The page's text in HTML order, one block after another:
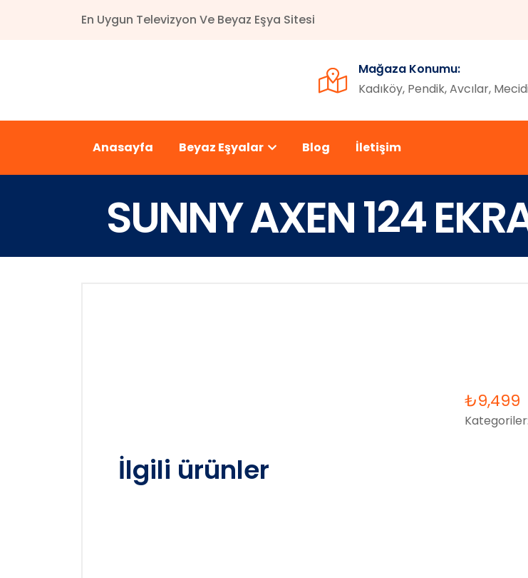
En Uygun Televizyon Ve Beyaz Eşya Sitesi
Mağaza Konumu:
Kadıköy, Pendik, Avcılar,
Anasayfa Beyaz Eşyalar Blog İletişim
SUNNY AXEN 124
₺9,499
Kategoriler:
İlgili ürünler